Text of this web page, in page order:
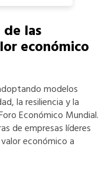
las
económico
modelos
la resiliencia y la
Económico Mundial.
de empresas líderes
económico a